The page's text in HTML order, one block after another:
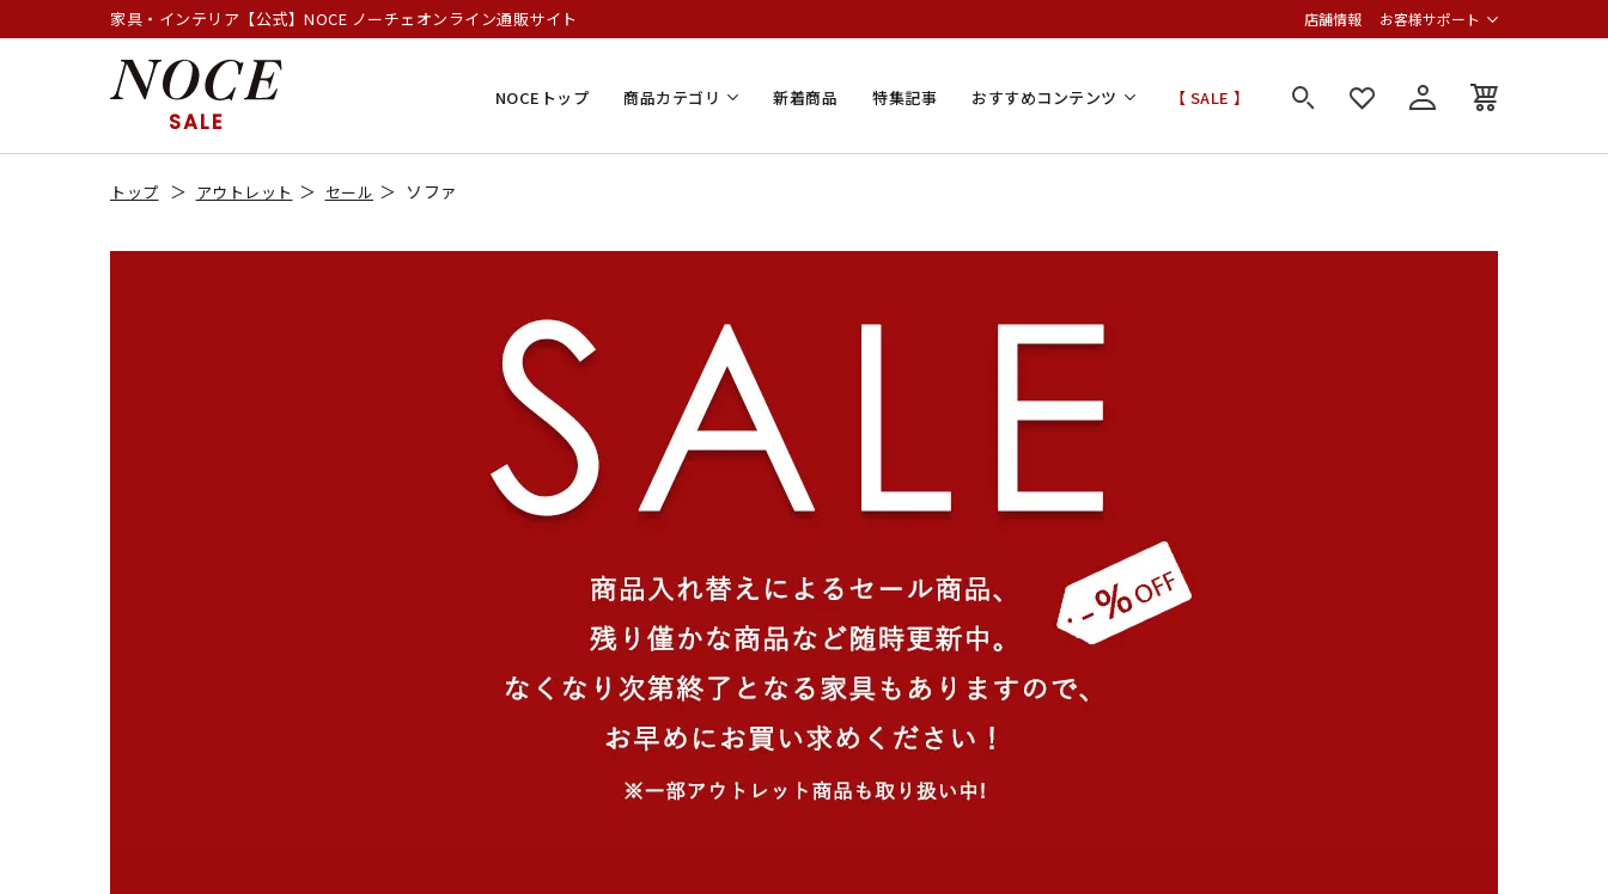
家具・インテリア【公式】NOCE ノーチェオンライン通販サイト 店舗情報 お客様サポート
SALE
NOCEトップ 商品カテゴリ 新着商品 特集記事 おすすめコンテンツ 【 SALE 】
トップ アウトレット セール ソファ